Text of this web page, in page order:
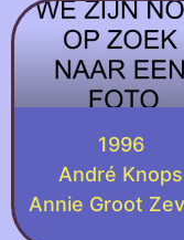
1996
André Knops
Annie Groot